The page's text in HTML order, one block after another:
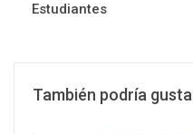
Estudiantes
También podría